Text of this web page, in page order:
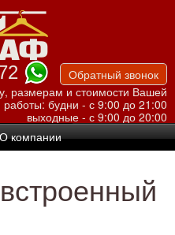
Обратный звонок
размерам и стоимости Вашей
будни - с 9:00 до 21:00
выходные - с 9:00 до 20:00
О компании